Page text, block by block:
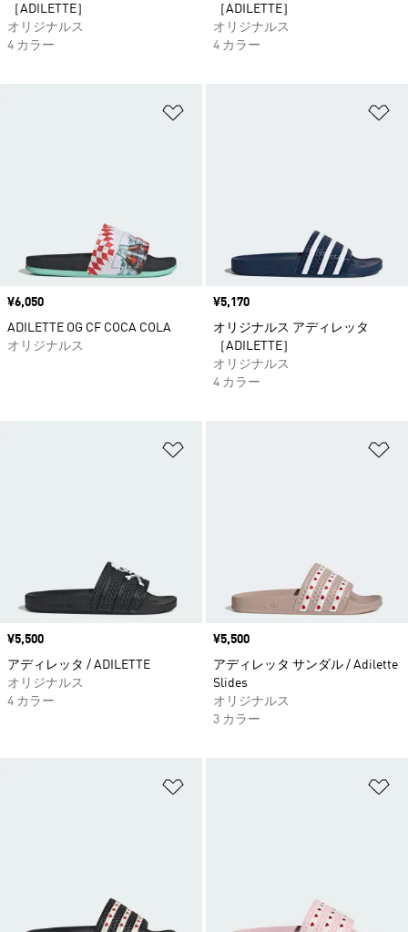
［ADILETTE］
オリジナルス
4 カラー
［ADILETTE］
オリジナルス
4 カラー
価格
¥6,050
ADILETTE OG CF COCA COLA
オリジナルス
価格
¥5,170
オリジナルス アディレッタ
［ADILETTE］
オリジナルス
4 カラー
価格
¥5,500
アディレッタ / ADILETTE
オリジナルス
4 カラー
価格
¥5,500
アディレッタ サンダル / Adilette
Slides
オリジナルス
3 カラー